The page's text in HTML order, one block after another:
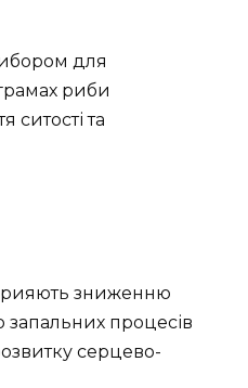
для
риби
ситості та
зниженню
процесів
серцево-